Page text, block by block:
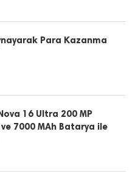
Para Kazanma
16 Ultra 200 MP
7000 MAh Batarya ile